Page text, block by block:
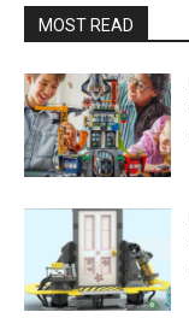
MOST READ